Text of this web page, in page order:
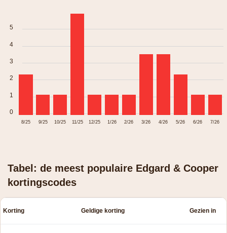
5
4
3
2
1
0
8/25 9/25 10/25 11/25 12/25 1/26 2/26 3/26 4/26 5/26 6/26 7/26
Tabel: de meest populaire Edgard & Cooper
kortingscodes
Korting Geldige korting Gezien in